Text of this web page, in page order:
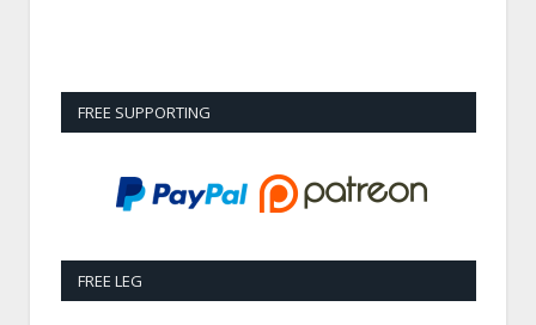
FREE SUPPORTING
FREE LEG